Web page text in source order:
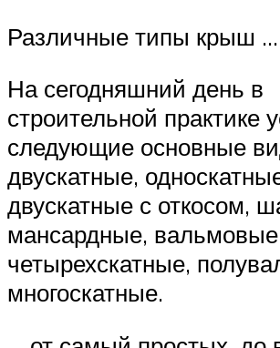
Различные типы крыш …
На сегодняшний день в
строительной практике
следующие основные
двускатные,
двускатные с откосом,
мансардные, вальмовые
четырехскатные,
многоскатные.